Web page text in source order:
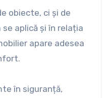
obiecte, ci și de
aplică și în relația
apare adesea
în siguranță,